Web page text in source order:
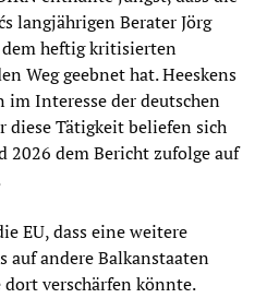
langjährigen Berater Jörg
heftig kritisierten
Weg geebnet hat. Heeskens
im Interesse der deutschen
diese Tätigkeit beliefen sich
2026 dem Bericht zufolge auf
EU, dass eine weitere
auf andere Balkanstaaten
verschärfen könnte.